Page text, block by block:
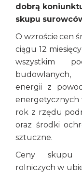
dobrą
skupu
O wzroście cen
ciągu 12
wszystkim
energii z
energetycznych
rok z rzędu
oraz środki
sztuczne.
Ceny skupu
rolniczych w